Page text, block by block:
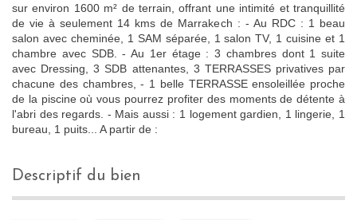
sur environ 1600 m² de terrain, offrant une intimité et tranquillité
de vie à seulement 14 kms de Marrakech : - Au RDC : 1 beau
salon avec cheminée, 1 SAM séparée, 1 salon TV, 1 cuisine et 1
chambre avec SDB. - Au 1er étage : 3 chambres dont 1 suite
avec Dressing, 3 SDB attenantes, 3 TERRASSES privatives par
chacune des chambres, - 1 belle TERRASSE ensoleillée proche
de la piscine où vous pourrez profiter des moments de détente à
l'abri des regards. - Mais aussi : 1 logement gardien, 1 lingerie, 1
bureau, 1 puits... A partir de :
descriptif du bien